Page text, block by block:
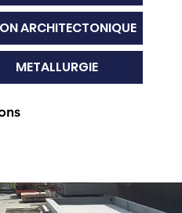
ARCHITECTONIQUE
METALLURGIE